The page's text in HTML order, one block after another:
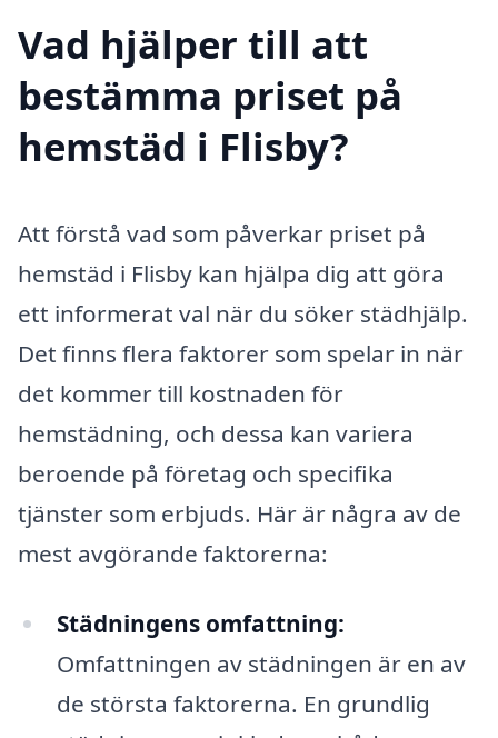
Vad hjälper till att
bestämma priset på
hemstäd i Flisby?
Att förstå vad som påverkar priset på
hemstäd i Flisby kan hjälpa dig att göra
ett informerat val när du söker städhjälp.
Det finns flera faktorer som spelar in när
det kommer till kostnaden för
hemstädning, och dessa kan variera
beroende på företag och specifika
tjänster som erbjuds. Här är några av de
mest avgörande faktorerna:
Städningens omfattning:
Omfattningen av städningen är en av
de största faktorerna. En grundlig